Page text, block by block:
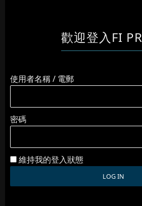
歡迎登入FI
使用者名稱 / 電郵
密碼
維持我的登入狀態